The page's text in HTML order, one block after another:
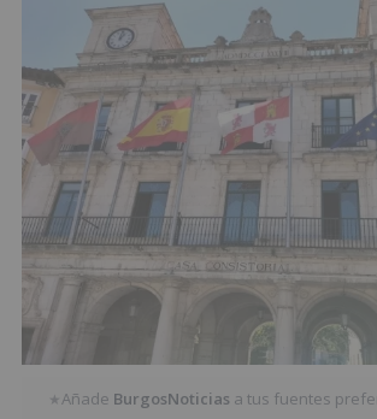
★Añade BurgosNoticias a tus fuentes